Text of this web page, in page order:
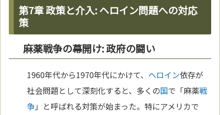
第7章 政策と介入: ヘロイン問題への対応
策
麻薬戦争の幕開け: 政府の闘い
1960年代から1970年代にかけて、 ヘロイン依存が
社会問題として深刻化すると、多くの国で「麻薬戦
争」と呼ばれる対策が始まった。特にアメリカで